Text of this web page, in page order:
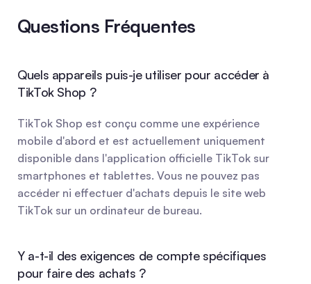
Questions Fréquentes
Quels appareils puis-je utiliser pour accéder à
TikTok Shop ?
TikTok Shop est conçu comme une expérience
mobile d'abord et est actuellement uniquement
disponible dans l'application officielle TikTok sur
smartphones et tablettes. Vous ne pouvez pas
accéder ni effectuer d'achats depuis le site web
TikTok sur un ordinateur de bureau.
Y a-t-il des exigences de compte spécifiques
pour faire des achats ?